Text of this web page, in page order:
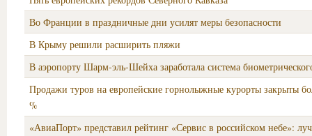
Во Франции в праздничные дни усилят меры безопасности
В Крыму решили расширить пляжи
В аэропорту Шарм-эль-Шейха заработала система
Продажи туров на европейские горнолыжные курорты закрыты
%
«АвиаПорт» представил рейтинг «Сервис в российском небе»: